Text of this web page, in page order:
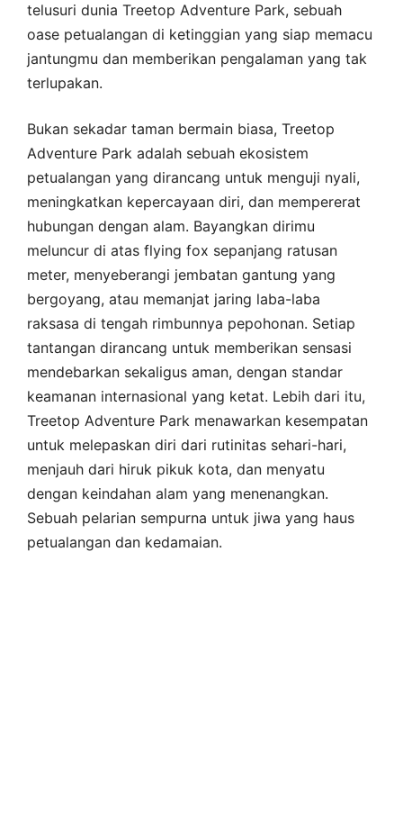
telusuri dunia Treetop Adventure Park, sebuah
oase petualangan di ketinggian yang siap memacu
jantungmu dan memberikan pengalaman yang tak
terlupakan.
Bukan sekadar taman bermain biasa, Treetop
Adventure Park adalah sebuah ekosistem
petualangan yang dirancang untuk menguji nyali,
meningkatkan kepercayaan diri, dan mempererat
hubungan dengan alam. Bayangkan dirimu
meluncur di atas flying fox sepanjang ratusan
meter, menyeberangi jembatan gantung yang
bergoyang, atau memanjat jaring laba-laba
raksasa di tengah rimbunnya pepohonan. Setiap
tantangan dirancang untuk memberikan sensasi
mendebarkan sekaligus aman, dengan standar
keamanan internasional yang ketat. Lebih dari itu,
Treetop Adventure Park menawarkan kesempatan
untuk melepaskan diri dari rutinitas sehari-hari,
menjauh dari hiruk pikuk kota, dan menyatu
dengan keindahan alam yang menenangkan.
Sebuah pelarian sempurna untuk jiwa yang haus
petualangan dan kedamaian.